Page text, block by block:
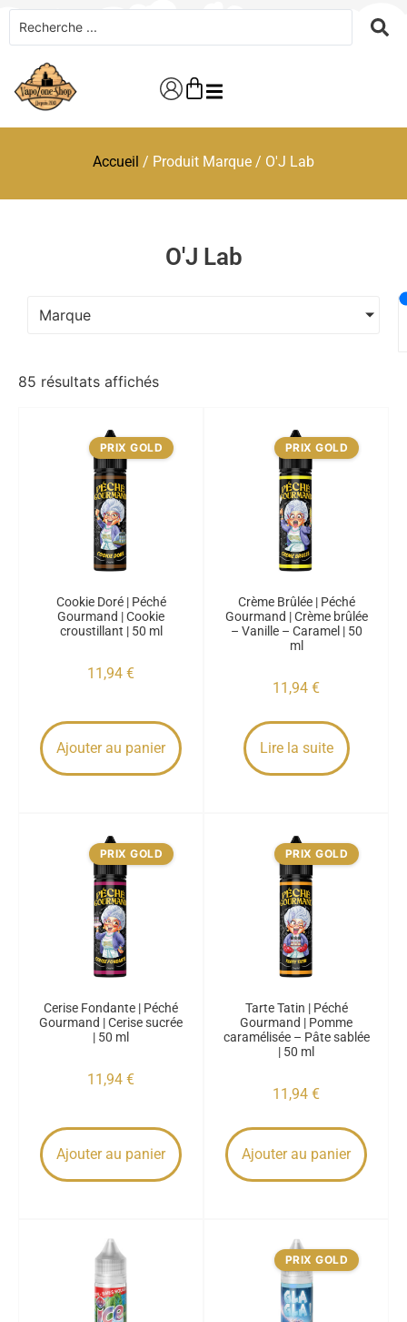
Accueil / Produit Marque / O'J Lab
O'J Lab
Marque
85 résultats affichés
PRIX GOLD
Cookie Doré | Péché
Gourmand | Cookie
croustillant | 50 ml
11,94 €
Ajouter au panier
PRIX GOLD
Crème Brûlée | Péché
Gourmand | Crème brûlée
– Vanille – Caramel | 50
ml
11,94 €
Lire la suite
PRIX GOLD
Cerise Fondante | Péché
Gourmand | Cerise sucrée
| 50 ml
11,94 €
Ajouter au panier
PRIX GOLD
Tarte Tatin | Péché
Gourmand | Pomme
caramélisée – Pâte sablée
| 50 ml
11,94 €
Ajouter au panier
PRIX GOLD